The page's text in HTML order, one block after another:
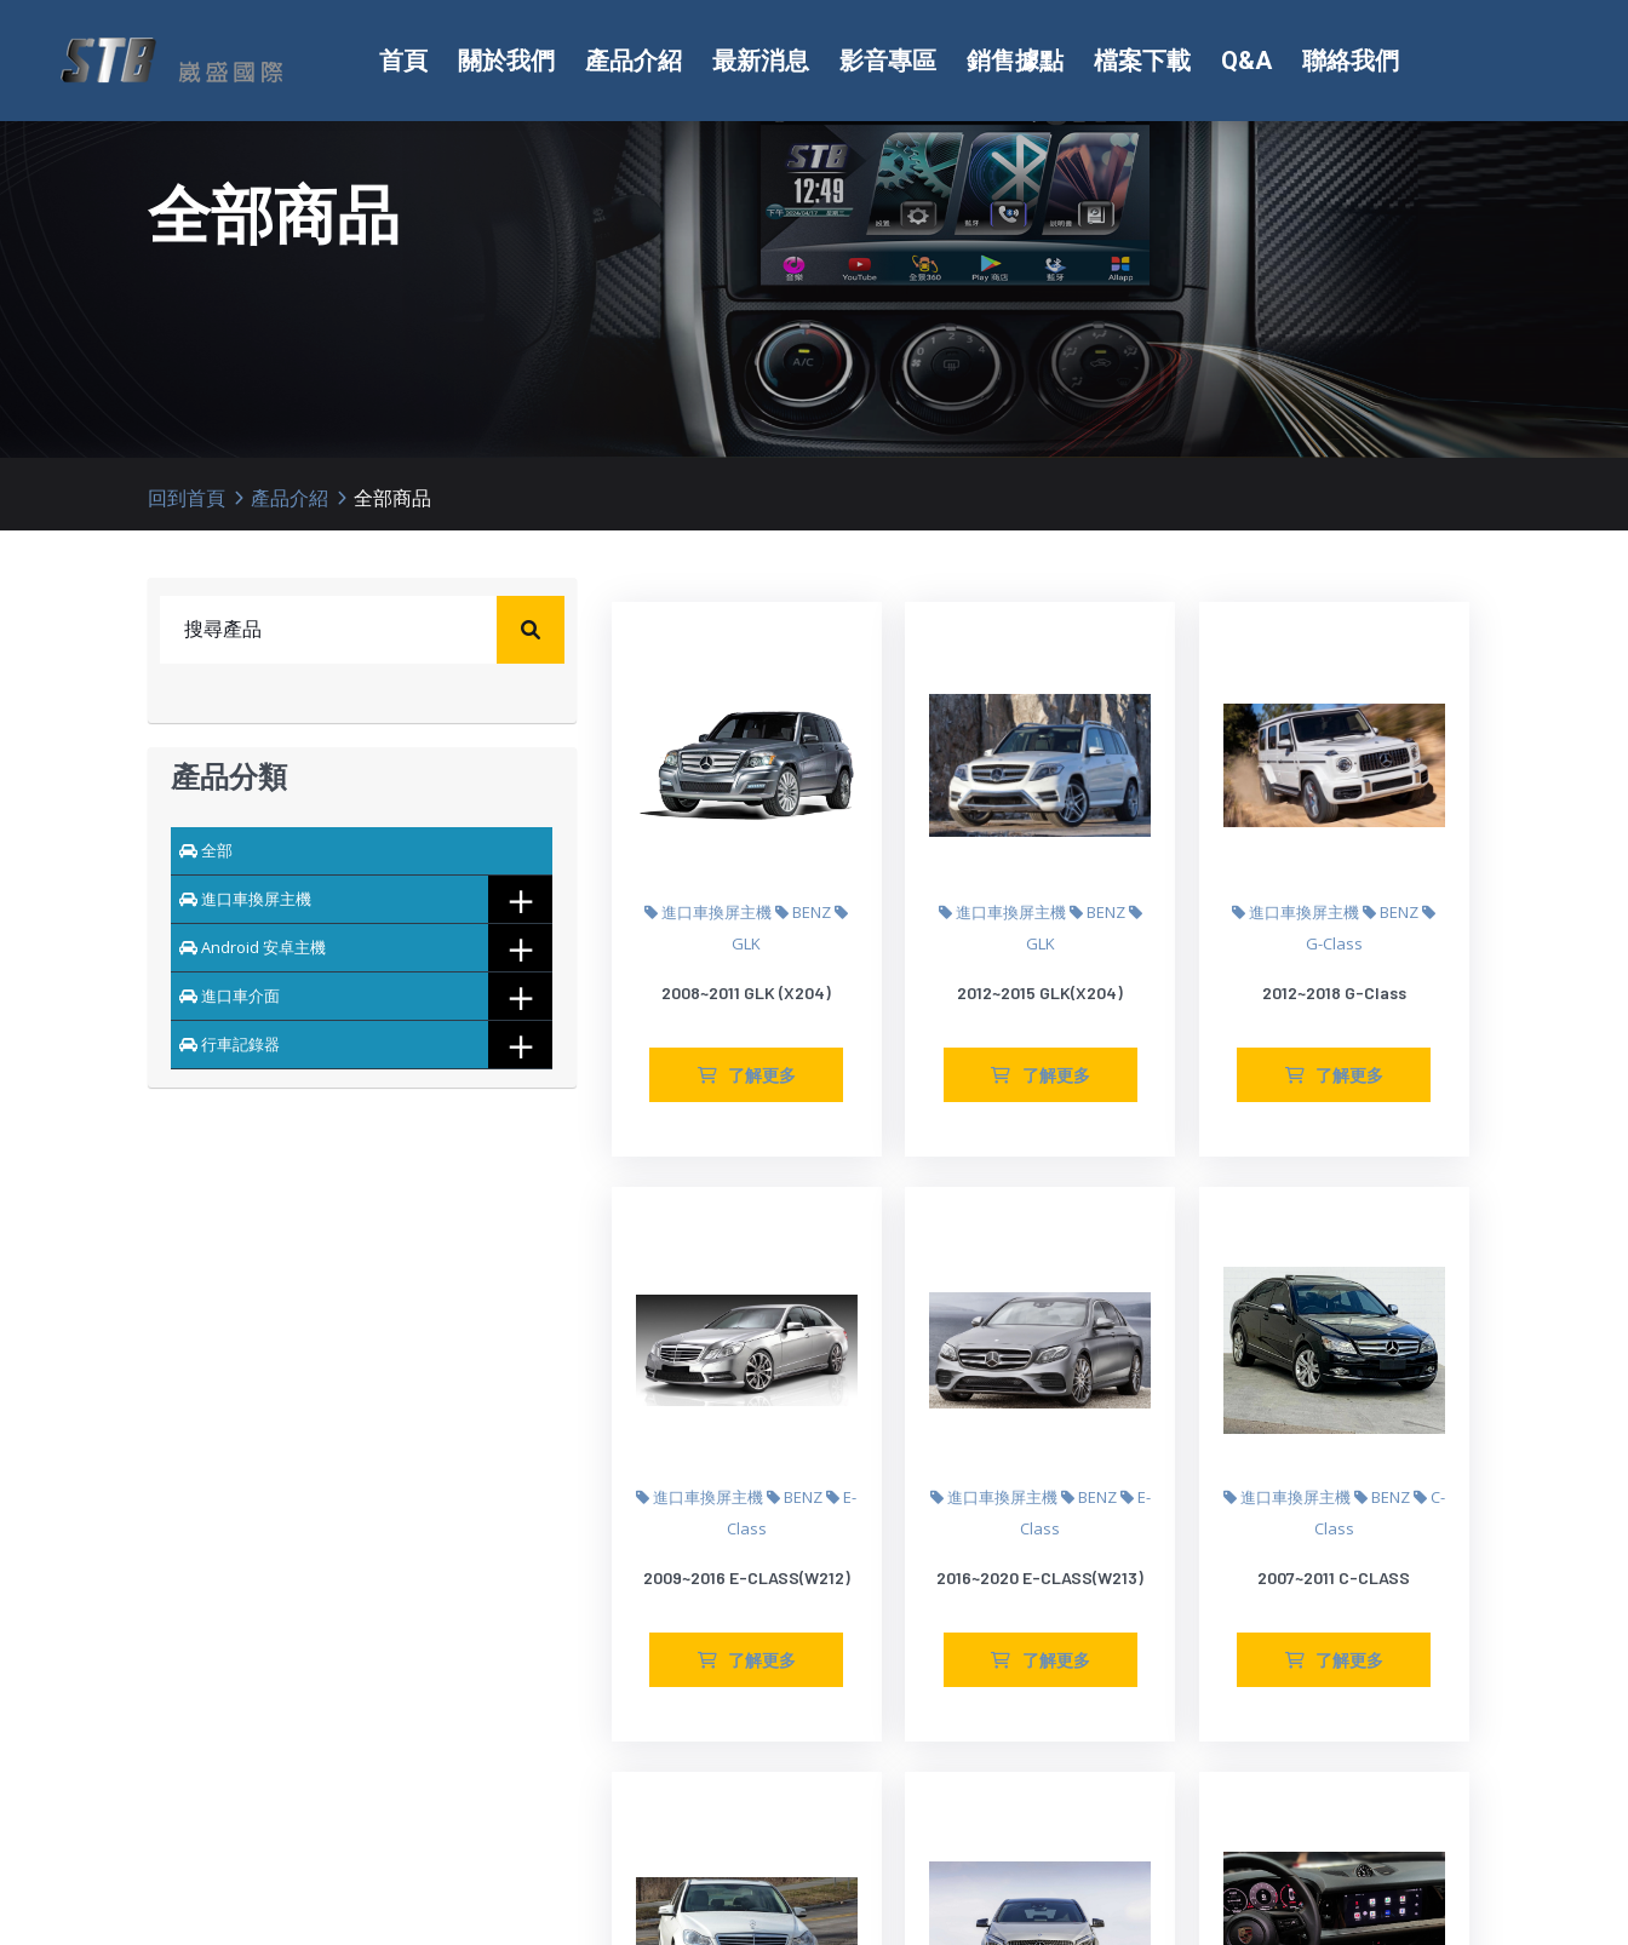
首頁 關於我們 產品介紹 最新消息 影音專區 銷售據點 檔案下載 Q&A 聯絡我們
全部商品
回到首頁 產品介紹 全部商品
產品分類
全部
進口車換屏主機 ＋
Android 安卓主機 ＋
進口車介面 ＋
行車記錄器 ＋
進口車換屏主機
BENZ
GLK
2008~2011 GLK (X204)
了解更多
進口車換屏主機
BENZ
GLK
2012~2015 GLK(X204)
了解更多
進口車換屏主機
BENZ
G-Class
2012~2018 G-Class
了解更多
進口車換屏主機 BENZ
E-
Class
2009~2016 E-CLASS(W212)
了解更多
進口車換屏主機 BENZ
E-
Class
2016~2020 E-CLASS(W213)
了解更多
進口車換屏主機 BENZ
C-
Class
2007~2011 C-CLASS
了解更多